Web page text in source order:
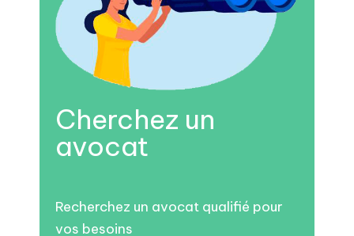
Cherchez un
avocat
Recherchez un avocat qualifié pour
vos besoins